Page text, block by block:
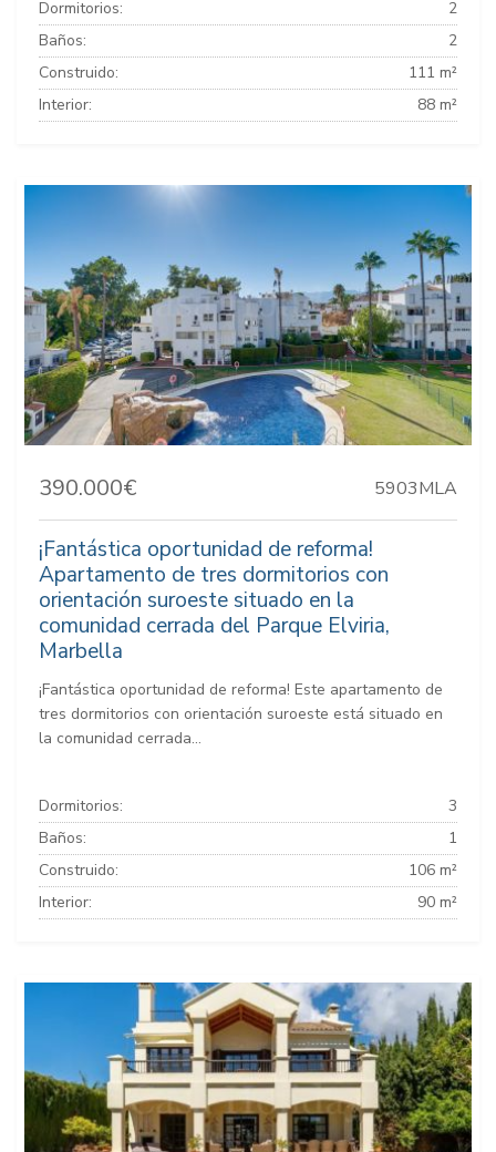
Dormitorios:
2
Baños:
2
Construido:
111 m²
Interior:
88 m²
390.000€ 5903MLA
¡Fantástica oportunidad de reforma!
Apartamento de tres dormitorios con
orientación suroeste situado en la
comunidad cerrada del Parque Elviria,
Marbella
¡Fantástica oportunidad de reforma! Este apartamento de
tres dormitorios con orientación suroeste está situado en
la comunidad cerrada...
Dormitorios:
3
Baños:
1
Construido:
106 m²
Interior:
90 m²